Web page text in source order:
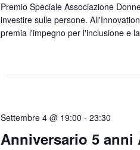
Premio Speciale Associazione
investire sulle persone.
premia l'impegno per l'inclusione e
Anniversario 5 anni
Settembre 4 @ 19:00 - 23:30